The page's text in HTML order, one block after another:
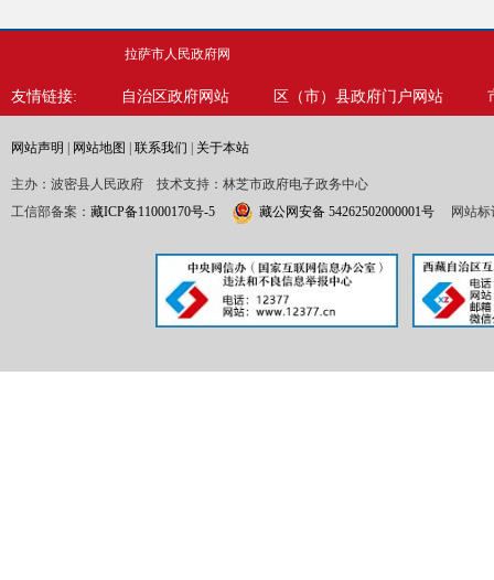
拉萨市人民政府网
友情链接: 自治区政府网站 区（市）县政府门户网站
网站声明 网站地图 联系我们 关于本站
主办：波密县人民政府 技术支持：林芝市政府电子政务中心
工信部备案： 藏ICP备11000170号-5 藏公网安备 54262502000001号 网站标